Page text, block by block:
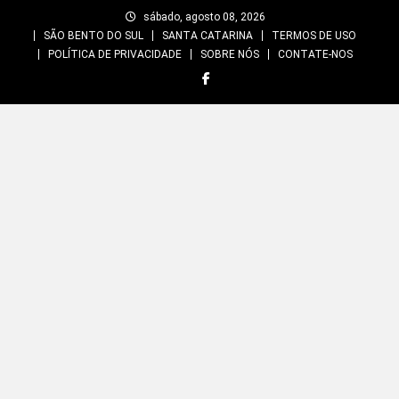
sábado, agosto 08, 2026
SÃO BENTO DO SUL
SANTA CATARINA
TERMOS DE USO
POLÍTICA DE PRIVACIDADE
SOBRE NÓS CONTATE-NOS